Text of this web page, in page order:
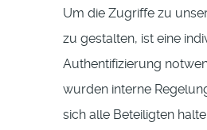
Um die Zugriffe zu
zu gestalten, ist eine
Authentifizierung
wurden interne
sich alle Beteiligten